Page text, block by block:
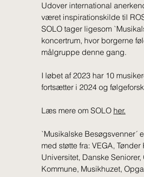
Udover international
været inspirationskilde til
SOLO tager ligesom
koncertrum, hvor borgerne
målgruppe denne gang.
I løbet af 2023 har 10
fortsætter i 2024 og
Læs mere om SOLO her.
`Musikalske Besøgsvenner´
med støtte fra: VEGA,
Universitet, Danske
Kommune, Musikhuzet,